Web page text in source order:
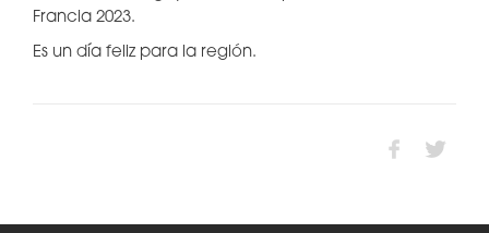
Francia 2023.
Es un día feliz para la región.